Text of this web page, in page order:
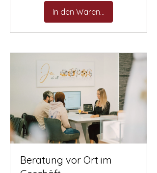
In den Warenkorb
Beratung vor Ort im